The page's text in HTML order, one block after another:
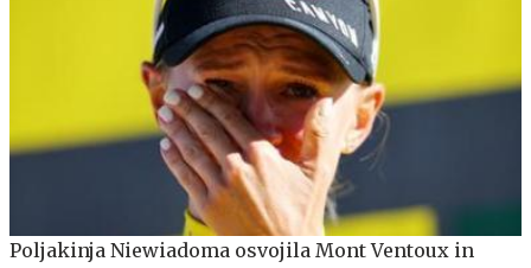
Poljakinja Niewiadoma osvojila Mont Ventoux in